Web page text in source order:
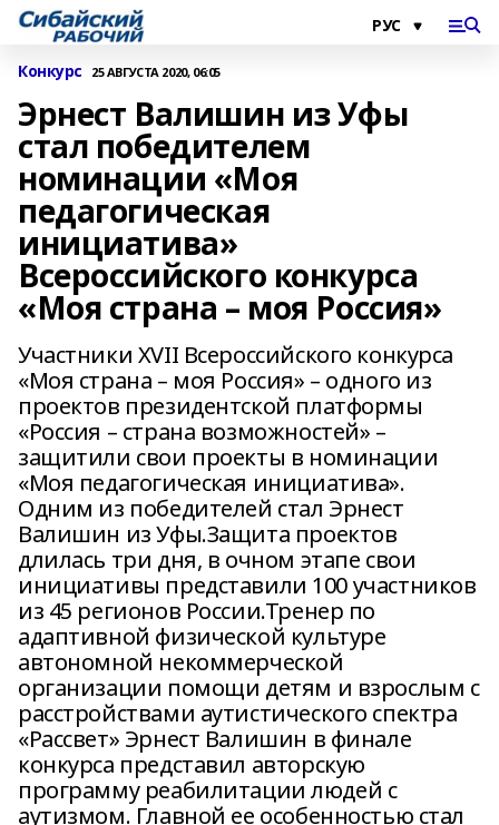
Конкурс 25 АВГУСТА 2020, 06:05
Эрнест Валишин из Уфы
стал победителем
номинации «Моя
педагогическая
инициатива»
Всероссийского конкурса
«Моя страна – моя Россия»
Участники XVII Всероссийского конкурса
«Моя страна – моя Россия» – одного из
проектов президентской платформы
«Россия – страна возможностей» –
защитили свои проекты в номинации
«Моя педагогическая инициатива».
Одним из победителей стал Эрнест
Валишин из Уфы.Защита проектов
длилась три дня, в очном этапе свои
инициативы представили 100 участников
из 45 регионов России.Тренер по
адаптивной физической культуре
автономной некоммерческой
организации помощи детям и взрослым с
расстройствами аутистического спектра
«Рассвет» Эрнест Валишин в финале
конкурса представил авторскую
программу реабилитации людей с
аутизмом. Главной ее особенностью стал